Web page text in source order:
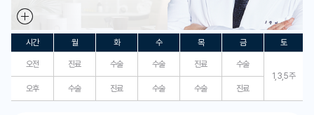
시간 월 화 수 목 금 토
오전 진료 수술 수술 진료
수술
1,3,5주
오후
수술 진료 수술 수술 진료